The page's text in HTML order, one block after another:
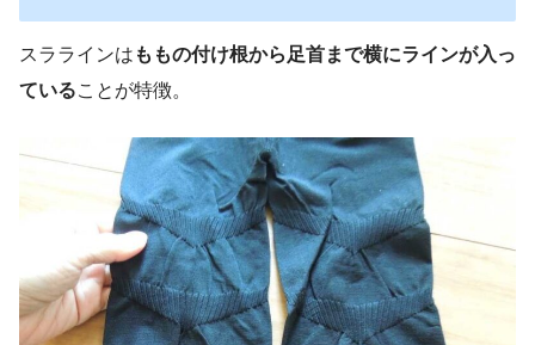
スララインは ももの付け根から足首まで横にラインが入っ
ていることが特徴。